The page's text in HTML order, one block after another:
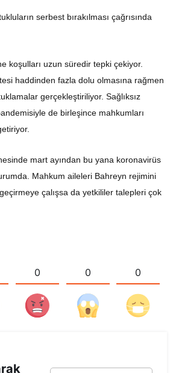
serbest bırakılması çağrısında
koşulları uzun süredir tepki çekiyor.
haddinden fazla dolu olmasına rağmen
gerçekleştiriliyor. Sağlıksız
de birleşince mahkumları
mart ayından bu yana koronavirüs
Mahkum aileleri Bahreyn rejimini
çalışsa da yetkililer talepleri çok
0 0 0